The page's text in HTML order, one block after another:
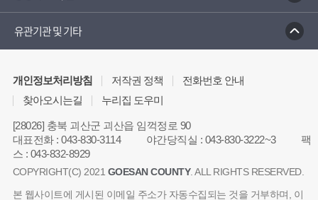
유관기관 및 기타
개인정보처리방침 저작권 정책
전화번호 안내
찾아오시는길
누리집 도우미
[28026] 충북 괴산군 괴산읍 임꺽정로 90
대표전화:043-830-3114 야간당직실 : 043-830-3222~3
팩
스 : 043-832-8929
COPYRIGHT(C) 2021 GOESAN COUNTY. ALL RIGHTS RESERVED.
본 웹사이트에 게시된 이메일 주소가 자동수집되는 것을 거부하며, 이